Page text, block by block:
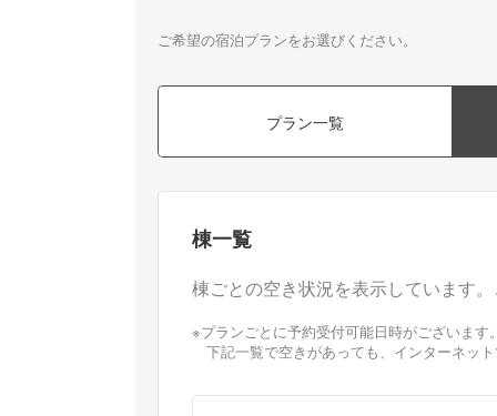
ご希望の宿泊プランをお選びください。
プラン一覧
棟一覧
棟ごとの空き状況を表示しています
※プランごとに予約受付可能日時がございま
下記一覧で空きがあっても、インターネッ